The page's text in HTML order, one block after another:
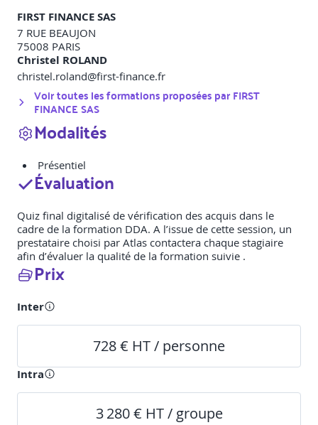
FIRST FINANCE SAS
7 RUE BEAUJON
75008 PARIS
Christel ROLAND
christel.roland@first-finance.fr
Voir toutes les formations proposées parFIRST
FINANCE SAS
Modalités
Présentiel
Évaluation
Quiz final digitalisé de vérification des acquis dans le
cadre de la formation DDA. A l’issue de cette session, un
prestataire choisi par Atlas contactera chaque stagiaire
afin d’évaluer la qualité de la formation suivie .
Prix
Inter
728 € HT / personne
Intra
3 280 € HT / groupe